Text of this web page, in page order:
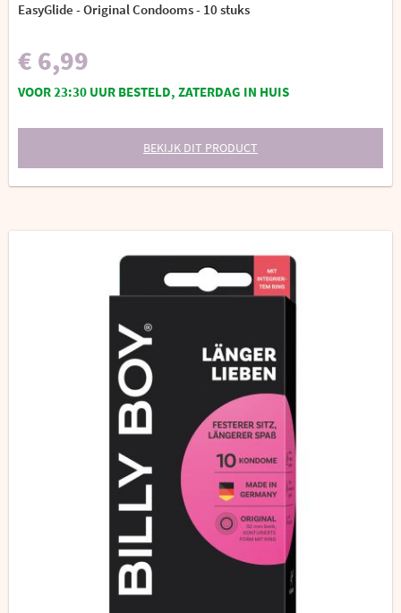
EasyGlide - Original Condooms - 10 stuks
€ 6,99
VOOR 23:30 UUR BESTELD, ZATERDAG IN HUIS
BEKIJK DIT PRODUCT